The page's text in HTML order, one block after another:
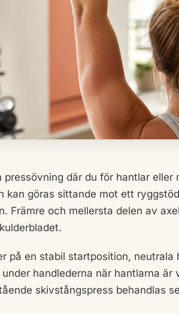
pressövning där du för hantlar
kan göras sittande mot ett
Främre och mellersta delen av
på en stabil startposition,
handlederna när hantlarna
skivstångspress behandlas